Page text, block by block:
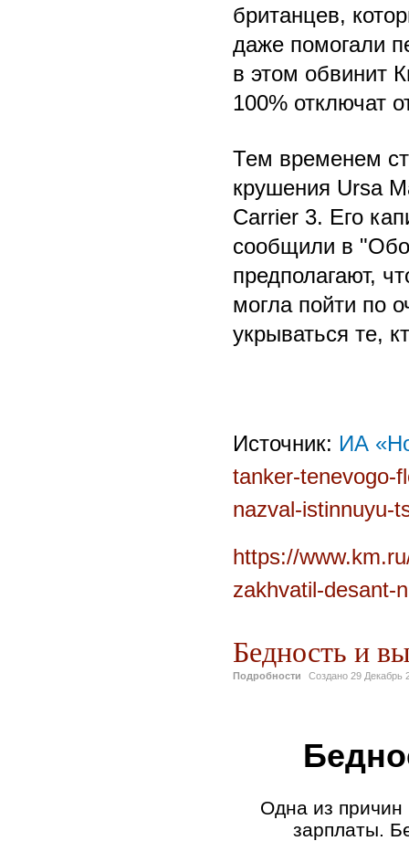
британцев,
даже помогали
в этом обвинит
100% отключат
Тем временем
крушения Ursa
Carrier 3. Его
сообщили в
предполагают,
могла пойти по
укрываться те,
Источник: ИА
tanker-tenevogo-
nazval-istinnuyu-
https://
zakhvatil-desant-
Бедность и
Подробности Создано 29 Декабрь
Одна из причин
зарплаты.